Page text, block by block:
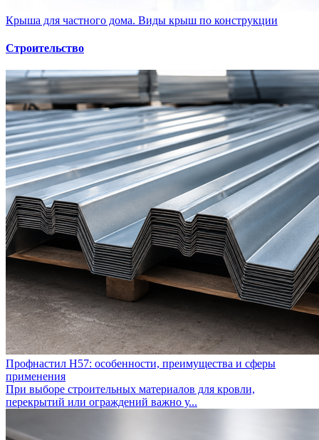
Крыша для частного дома. Виды крыш по конструкции
Строительство
Профнастил Н57: особенности, преимущества и сферы
применения
При выборе строительных материалов для кровли,
перекрытий или ограждений важно у...